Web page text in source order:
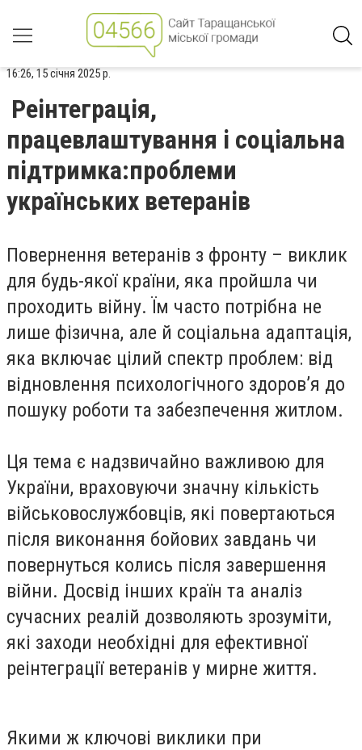
16:26, 15 січня 2025 р.
Реінтеграція,
працевлаштування і соціальна
підтримка:проблеми
українських ветеранів
Повернення ветеранів з фронту – виклик
для будь-якої країни, яка пройшла чи
проходить війну. Їм часто потрібна не
лише фізична, але й соціальна адаптація,
яка включає цілий спектр проблем: від
відновлення психологічного здоров’я до
пошуку роботи та забезпечення житлом.
Ця тема є надзвичайно важливою для
України, враховуючи значну кількість
військовослужбовців, які повертаються
після виконання бойових завдань чи
повернуться колись після завершення
війни. Досвід інших країн та аналіз
сучасних реалій дозволяють зрозуміти,
які заходи необхідні для ефективної
реінтеграції ветеранів у мирне життя.
Якими ж ключові виклики при